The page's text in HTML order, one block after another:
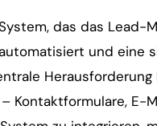
das das Lead-
und eine
Kontaktformulare, E-